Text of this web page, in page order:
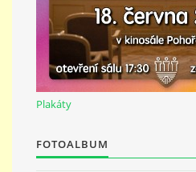
© 2026 eStránky.cz
Plakáty
FOTOALBUM